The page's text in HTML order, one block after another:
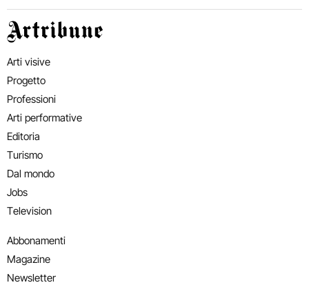
Artribune
Arti visive
Progetto
Professioni
Arti performative
Editoria
Turismo
Dal mondo
Jobs
Television
Abbonamenti
Magazine
Newsletter